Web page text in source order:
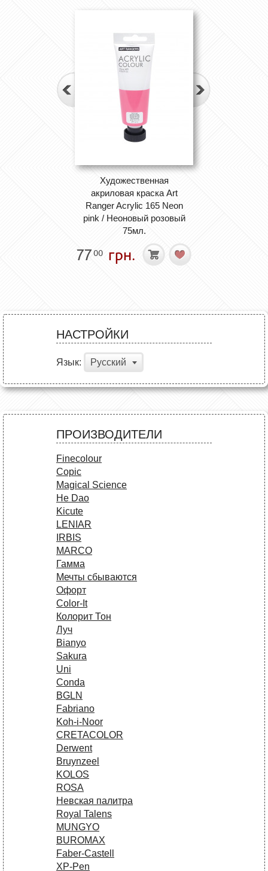
Художественная
акриловая краска Art
Ranger Acrylic 165 Neon
pink / Неоновый розовый
75мл.
7700 грн.
НАСТРОЙКИ
Язык: Русский
ПРОИЗВОДИТЕЛИ
Finecolour
Copic
Magical Science
He Dao
Kicute
LENIAR
IRBIS
MARCO
Гамма
Мечты сбываются
Офорт
Сolor-It
Колорит Тон
Луч
Bianyo
Sakura
Uni
Conda
BGLN
Fabriano
Koh-i-Noor
CRETACOLOR
Derwent
Bruynzeel
KOLOS
ROSA
Невская палитра
Royal Talens
MUNGYO
BUROMAX
Faber-Castell
XP-Pen